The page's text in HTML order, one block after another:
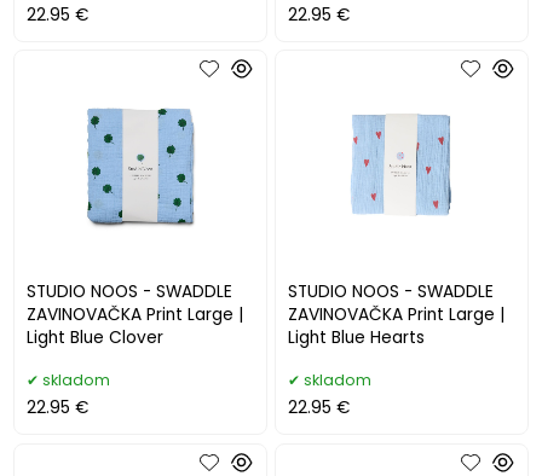
22.95 € 22.95 €
STUDIO NOOS - SWADDLE
ZAVINOVAČKA Print Large |
Light Blue Clover
skladom
22.95 €
STUDIO NOOS - SWADDLE
ZAVINOVAČKA Print Large |
Light Blue Hearts
skladom
22.95 €